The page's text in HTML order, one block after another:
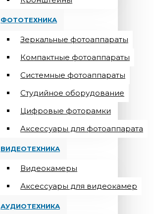
ФОТОТЕХНИКА
Зеркальные фотоаппараты
Компактные фотоаппараты
Системные фотоаппараты
Студийное оборудование
Цифровые фоторамки
Aксессуары для фотоаппарата
ВИДЕОТЕХНИКА
Видеокамеры
Аксессуары для видеокамер
АУДИОТЕХНИКА